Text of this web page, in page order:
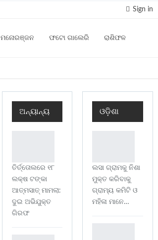
Sign in
ମନୋରଞ୍ଜନ ଫଟୋ ଗାଲେରି ରାଶିଫଳ
ଅନ୍ୟାନ୍ୟ
ତିର୍ତ୍ତୋଲରେ ୧୮
ଲକ୍ଷ ଟଙ୍କା
ଆତ୍ମସାତ୍ ମାମଲା:
ଦୁଇ ଅଭିଯୁକ୍ତ
ଗିରଫ
ଓଡ଼ିଶା
ଲସା ଗ୍ରାମକୁ ନିଶା
ମୁକ୍ତ କରିବାକୁ
ଗ୍ରାମ୍ୟ କମିଟି ଓ
ମହିଳା ମାନେ…